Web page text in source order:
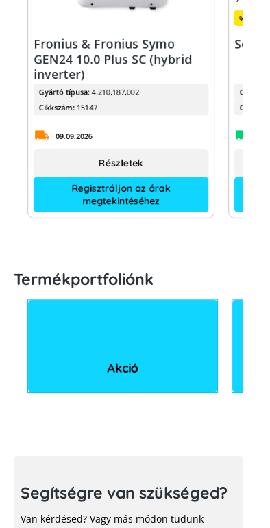
Fronius & Fronius Symo
GEN24 10.0 Plus SC (hybrid
inverter)
Gyártó típusa:4,210,187,002
Cikkszám: 15147
09.09.2026
Regisztráljon az árak
megtekintéséhez
Részletek
% Sale
Gyártó
Termékportfoliónk
Akció
Segítségre van szükséged?
Van kérdésed? Vagy más módon tudunk